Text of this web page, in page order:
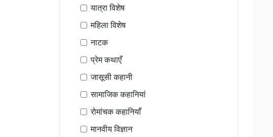
यात्रा विशेष
महिला विशेष
नाटक
प्रेम कथाएँ
जासूसी कहानी
सामाजिक कहानियां
रोमांचक कहानियाँ
मानवीय विज्ञान